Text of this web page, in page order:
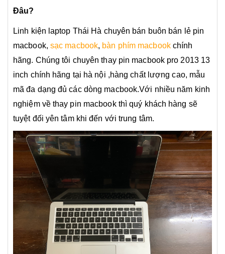
Đâu?
Linh kiện laptop Thái Hà chuyên bán buôn bán lẻ pin
macbook, sạc macbook, bàn phím macbookchính
hãng. Chúng tôi chuyên thay pin macbook pro 2013 13
inch chính hãng tại hà nội ,hàng chất lượng cao, mẫu
mã đa dạng đủ các dòng macbook.Với nhiều năm kinh
nghiệm về thay pin macbook thì quý khách hàng sẽ
tuyệt đối yên tâm khi đến với trung tâm.